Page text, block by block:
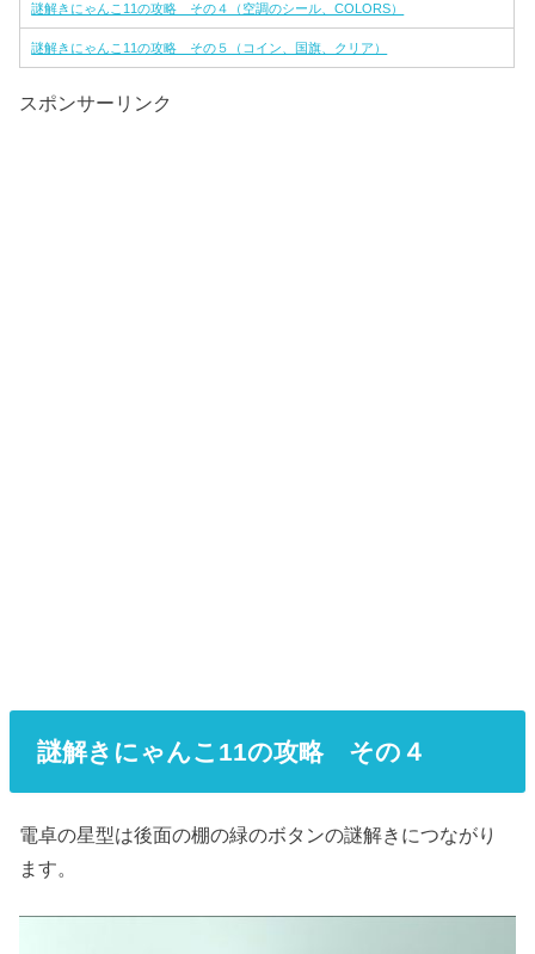
謎解きにゃんこ11の攻略 その４（空調のシール、COLORS）
謎解きにゃんこ11の攻略 その５（コイン、国旗、クリア）
スポンサーリンク
謎解きにゃんこ11の攻略 その４
電卓の星型は後面の棚の緑のボタンの謎解きにつながり
ます。